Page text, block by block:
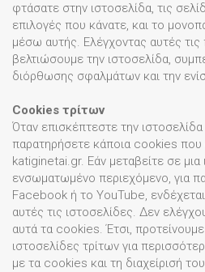
φτάσατε στην ιστοσελίδα, τις
επιλογές που κάνατε, και το
μέσω αυτής. Ελέγχοντας αυτές
βελτιώσουμε την ιστοσελίδα,
διόρθωσης σφαλμάτων και την
Cookies τρίτων
Όταν επισκέπτεστε την
παρατηρήσετε κάποια cookies που
katiginetai.gr. Εάν μεταβείτε σε μια
ενσωματωμένο περιεχόμενο, για
Facebook ή το YouTube,
αυτές τις ιστοσελίδες. Δεν
αυτά τα cookies. Έτσι,
ιστοσελίδες τρίτων για
με τα cookies και τη διαχείρισή